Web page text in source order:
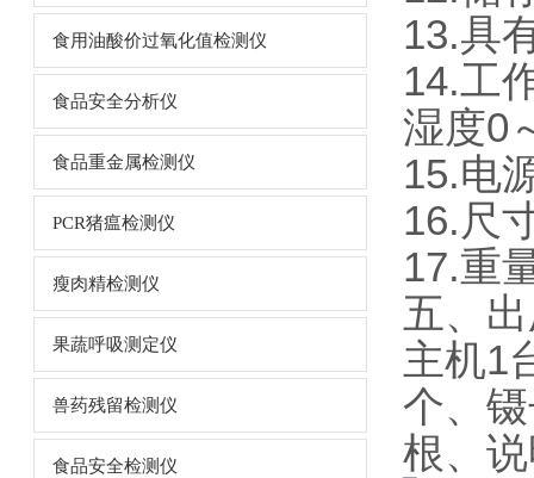
食用油酸价过氧化值检测仪
食品安全分析仪
食品重金属检测仪
PCR猪瘟检测仪
瘦肉精检测仪
果蔬呼吸测定仪
兽药残留检测仪
食品安全检测仪
13.具
14.工
湿度0
15.电
16.尺
17.重
五、
主机1
个、
根、